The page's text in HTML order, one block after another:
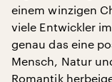
einem winzigen
viele Entwickler
genau das eine
Mensch, Natur
Romantik